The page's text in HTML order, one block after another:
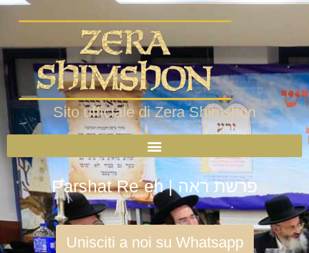
Sito ufficiale di Zera Shimshon
Parshat Re´eh | פרשת ראה
Unisciti a noi su Whatsapp